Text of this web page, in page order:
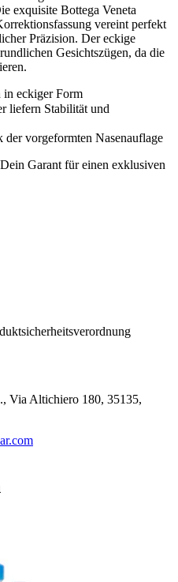
exquisite Bottega Veneta
vereint perfekt
Präzision. Der eckige
Gesichtszügen, da die
eckiger Form
liefern Stabilität und
vorgeformten Nasenauflage
Garant für einen exklusiven
Via Altichiero 180, 35135,